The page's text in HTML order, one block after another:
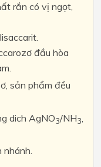
rắn có vị ngọt,
đầu hòa
sản phẩm đều
dich AgNO3/NH3